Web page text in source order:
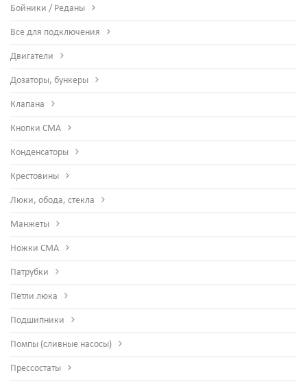
Бойники / Реданы
Все для подключения
Двигатели
Дозаторы, бункеры
Клапана
Кнопки СМА
Конденсаторы
Крестовины
Люки, обода, стекла
Манжеты
Ножки СМА
Патрубки
Петли люка
Подшипники
Помпы (сливные насосы)
Прессостаты